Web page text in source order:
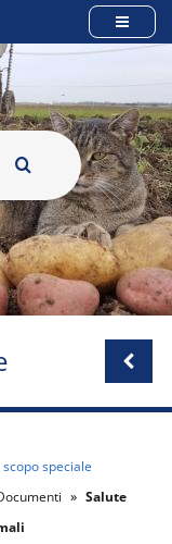
speciale
Salute